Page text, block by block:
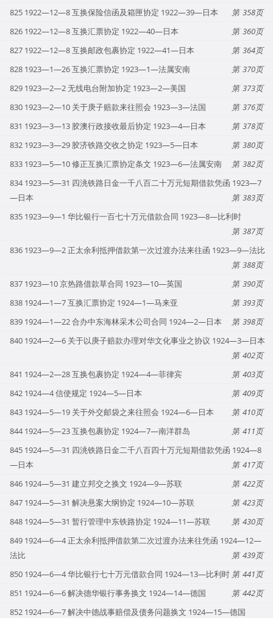
825 1922—12—8 互换保险信函及箱匣协定 1922—39—日本
358
826 1922—12—8 互换汇票协定 1922—40—日本
360
827 1922—12—8 互换邮政包裹协定 1922—41—日本
364
828 1923—1—26 互换汇票协定 1923—1—法属安南
370
829 1923—2—2 无线电台附加协定 1923—2—美国
373
830 1923—2—10 关于庚子赔款来往照会 1923—3—法国
376
831 1923—3—13 胶澳行政接收最后协定 1923—4—日本
378
832 1923—3—29 胶济铁路交收之协定 1923—5—日本
380
833 1923—5—10 修正互换汇票协定条文 1923—6—法属安南
382
834 1923—5—31 四洮铁路日金一千八百二十万元短期借款凭函 1923—7
—日本
383
835 1923—9—1 华比银行一百七十万元借款合同 1923—8—比利时
387
836 1923—9—2 正太余利抵押借款第一次过渡办法来往函 1923—9—法比
388
837 1923—10 京热路借款草合同 1923—10—英国
390
838 1924—1—7 互换汇票协定 1924—1—马来亚
393
839 1924—1—22 合办中东海林采木公司合同 1924—2—日本
398
840 1924—2—6 关于以庚子赔款办理对华文化事业之协议 1924—3—日本
402
841 1924—2—28 互换包裹协定 1924—4—菲律宾
403
842 1924—4 信使规定 1924—5—日本
409
843 1924—5—19 关于外交邮袋之来往照会 1924—6—日本
410
844 1924—5—23 互换包裹协定 1924—7—南洋群岛
411
845 1924—5—31 四洮铁路日金二千八百四十万元短期借款凭函 1924—8
—日本
417
846 1924—5—31 建立邦交之换文 1924—9—苏联
422
847 1924—5—31 解决悬案大纲协定 1924—10—苏联
423
848 1924—5—31 暂行管理中东铁路协定 1924—11—苏联
430
849 1924—6—4 正太余利抵押借款第二次过渡办法来往凭函 1924—12—
法比
439
850 1924—6—4 华比银行七十万元借款合同 1924—13—比利时
441
851 1924—6—6 解决德华银行事务换文 1924—14—德国
442
852 1924—6—7 解决中德战事赔偿及债务问题换文 1924—15—德国